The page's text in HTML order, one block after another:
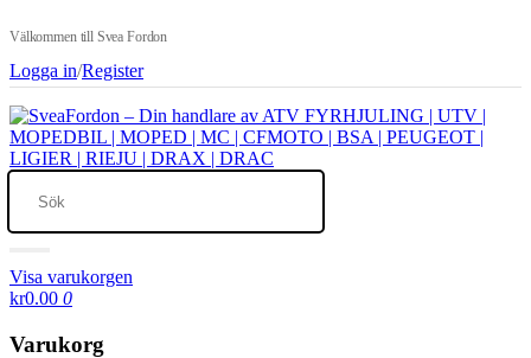
Välkommen till Svea Fordon
Logga in/Register
Visa varukorgen
kr0.00 0
Varukorg